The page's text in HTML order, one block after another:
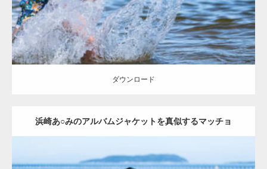
ダウンロード
浜崎あ○みのアルバムジャケットを真似するマッチョ